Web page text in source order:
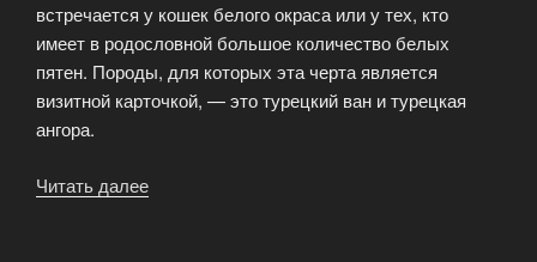
встречается у кошек белого окраса или у тех, кто
имеет в родословной большое количество белых
пятен. Породы, для которых эта черта является
визитной карточкой, — это турецкий ван и турецкая
ангора.
Читать далее